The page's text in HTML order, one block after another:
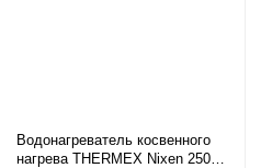
Водонагреватель косвенного
нагрева THERMEX Nixen 250 F